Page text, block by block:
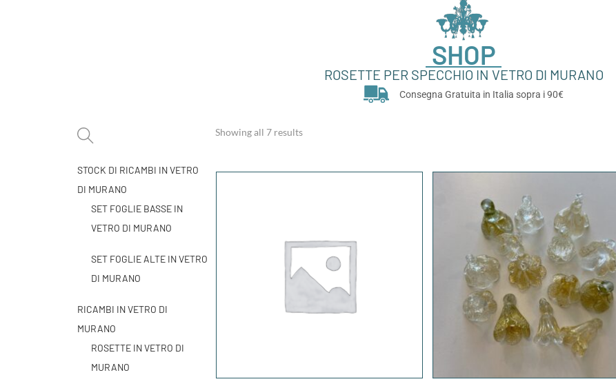
SHOP
ROSETTE PER SPECCHIO IN VETRO DI MURANO
Consegna Gratuita in Italia sopra i 90€
STOCK DI RICAMBI IN VETRO
DI MURANO
SET FOGLIE BASSE IN
VETRO DI MURANO
SET FOGLIE ALTE IN VETRO
DI MURANO
RICAMBI IN VETRO DI
MURANO
ROSETTE IN VETRO DI
MURANO
Showing all 7 results